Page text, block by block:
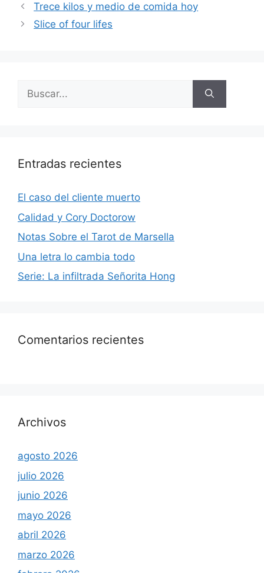
Trece kilos y medio de comida hoy
Slice of four lifes
Buscar:
Entradas recientes
El caso del cliente muerto
Calidad y Cory Doctorow
Notas Sobre el Tarot de Marsella
Una letra lo cambia todo
Serie: La infiltrada Señorita Hong
Comentarios recientes
Archivos
agosto 2026
julio 2026
junio 2026
mayo 2026
abril 2026
marzo 2026